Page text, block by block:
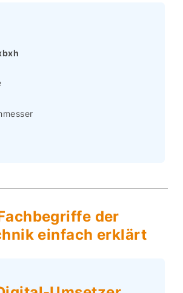
der
einfach erklärt